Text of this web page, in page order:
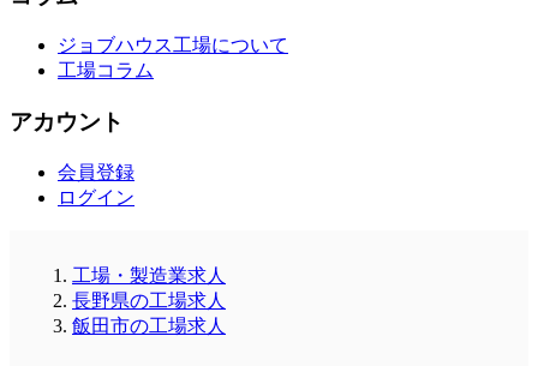
ジョブハウス工場について
工場コラム
アカウント
会員登録
ログイン
工場・製造業求人
長野県の工場求人
飯田市の工場求人